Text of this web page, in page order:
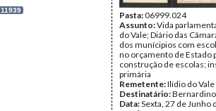
11939 Pasta:06999.024
Assunto:Vida
do Vale; Diário das
dos munícipios com
no orçamento de Estado
construção de escolas;
primária
Remetente:Ilídio do Vale
Destinatário:
Data:Sexta, 27 de Junho